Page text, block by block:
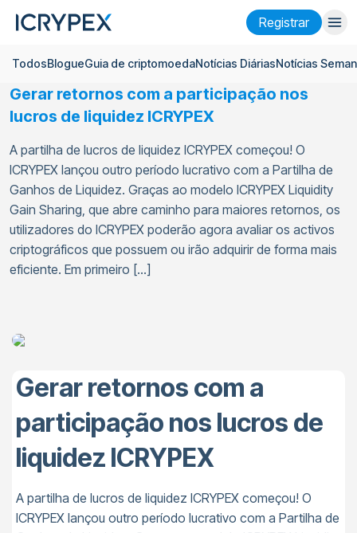
Registrar
Entrar Registrar
Empresa
Pesquisar
Ajuda
Futurosx50
TodosBlogueGuia de criptomoedaNotícias DiáriasNotícias
Gerar retornos com a participação nos
lucros de liquidez ICRYPEX
A partilha de lucros de liquidez ICRYPEX começou! O
ICRYPEX lançou outro período lucrativo com a Partilha de
Ganhos de Liquidez. Graças ao modelo ICRYPEX Liquidity
Gain Sharing, que abre caminho para maiores retornos, os
utilizadores do ICRYPEX poderão agora avaliar os activos
criptográficos que possuem ou irão adquirir de forma mais
eficiente. Em primeiro […]
Gerar retornos com a
participação nos lucros de
liquidez ICRYPEX
A partilha de lucros de liquidez ICRYPEX começou! O
ICRYPEX lançou outro período lucrativo com a Partilha de